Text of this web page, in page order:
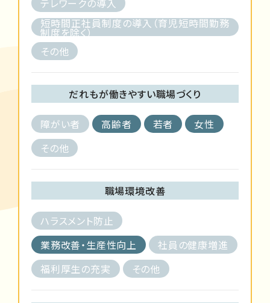
短時間正社員制度の導入（育児短時間勤務
制度を除く）
その他
だれもが働きやすい職場づくり
障がい者 高齢者 若者
女性
その他
職場環境改善
ハラスメント防止
業務改善・生産性向上
社員の健康増進
福利厚生の充実
その他